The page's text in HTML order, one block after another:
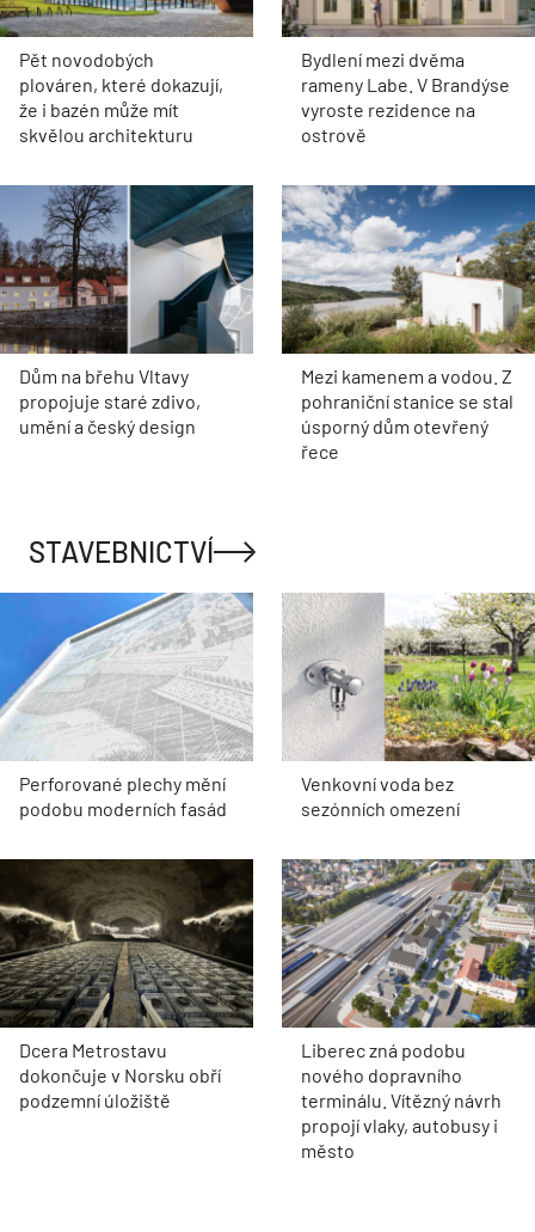
Pět novodobých
plováren, které dokazují,
že i bazén může mít
skvělou architekturu
Bydlení mezi dvěma
rameny Labe. V Brandýse
vyroste rezidence na
ostrově
Dům na břehu Vltavy
propojuje staré zdivo,
umění a český design
Mezi kamenem a vodou. Z
pohraniční stanice se stal
úsporný dům otevřený
řece
STAVEBNICTVÍ
Perforované plechy mění
podobu moderních fasád
Venkovní voda bez
sezónních omezení
Dcera Metrostavu
dokončuje v Norsku obří
podzemní úložiště
Liberec zná podobu
nového dopravního
terminálu. Vítězný návrh
propojí vlaky, autobusy i
město